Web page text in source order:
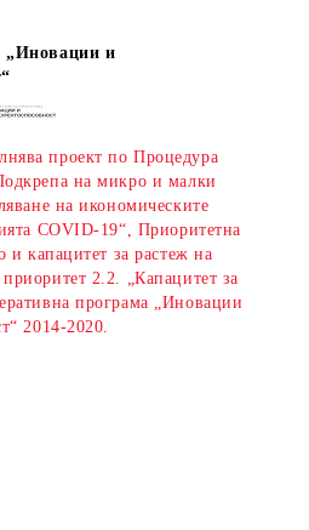
„Иновации и
проект по Процедура
на микро и малки
на икономическите
COVID-19“, Приоритетна
и капацитет за растеж на
2.2. „Капацитет за
програма „Иновации
2014-2020.